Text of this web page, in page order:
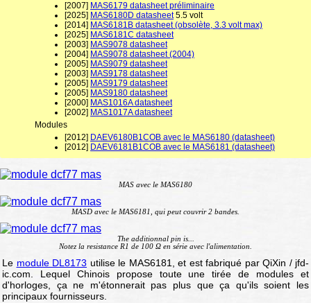
[2007] MAS6179 datasheet préliminaire
[2025] MAS6180D datasheet5.5 volt
[2014] MAS6181B datasheet (obsolète, 3.3 volt max)
[2025] MAS6181C datasheet
[2003] MAS9078 datasheet
[2004] MAS9078 datasheet (2004)
[2005] MAS9079 datasheet
[2003] MAS9178 datasheet
[2005] MAS9179 datasheet
[2005] MAS9180 datasheet
[2000] MAS1016A datasheet
[2002] MAS1017A datasheet
Modules
[2012] DAEV6180B1COB avec le MAS6180 (datasheet)
[2012] DAEV6181B1COB avec le MAS6181 (datasheet)
MAS avec le MAS6180
MASD avec le MAS6181, qui peut couvrir 2 bandes.
The additionnal pin is...
Notez la resistance R1 de 100 Ω en série avec l'alimentation.
Le module DL8173 utilise le MAS6181, et est fabriqué par QiXin / jfd-
ic.com. Lequel Chinois propose toute une tirée de modules et
d'horloges, ça ne m'étonnerait pas plus que ça qu'ils soient les
principaux fournisseurs.